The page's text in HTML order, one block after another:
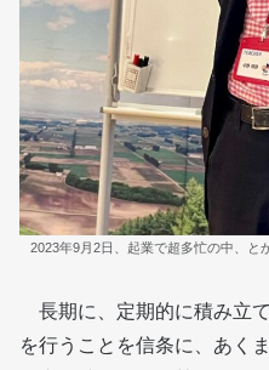
2023年9月2日、起業で超多忙の中、と
長期に、定期的に積み立
を行うことを信条に、あく